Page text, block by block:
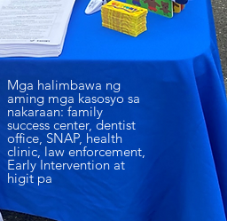
Mga halimbawa ng
aming mga kasosyo sa
nakaraan: family
success center, dentist
office, SNAP, health
clinic, law enforcement,
Early Intervention at
higit pa